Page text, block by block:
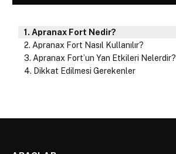
Apranax Fort Nedir?
Apranax Fort Nasıl Kullanılır?
Apranax Fort’un Yan Etkileri Nelerdir?
Dikkat Edilmesi Gerekenler